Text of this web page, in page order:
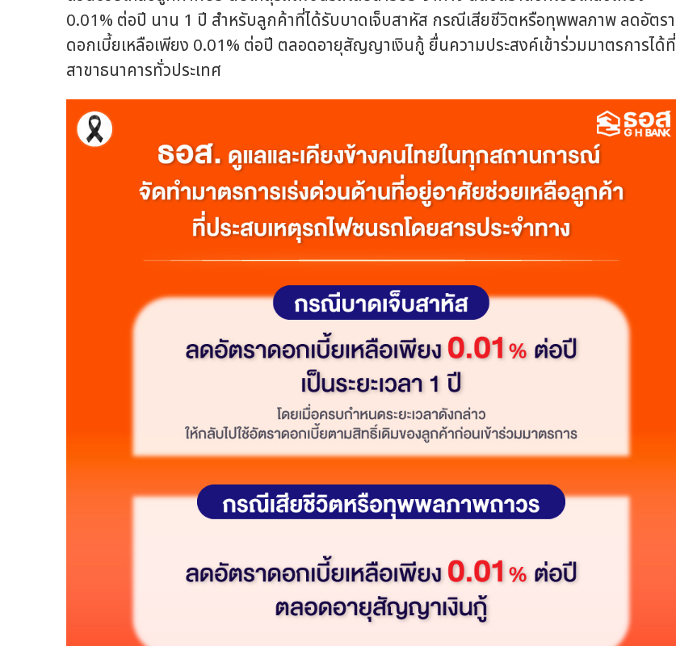
0.01% ต่อปี นาน 1 ปี สำหรับลูกค้าที่ได้รับบาดเจ็บสาหัส กรณีเสียชีวิตหรือทุพพลภาพ ลดอัตรา
ดอกเบี้ยเหลือเพียง 0.01% ต่อปี ตลอดอายุสัญญาเงินกู้ ยื่นความประสงค์เข้าร่วมมาตรการได้ที่
สาขาธนาคารทั่วประเทศ